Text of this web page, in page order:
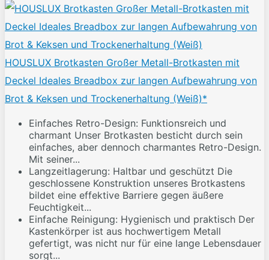
HOUSLUX Brotkasten Großer Metall-Brotkasten mit
Deckel Ideales Breadbox zur langen Aufbewahrung von
Brot & Keksen und Trockenerhaltung (Weiß)*
Einfaches Retro-Design: Funktionsreich und
charmant Unser Brotkasten besticht durch sein
einfaches, aber dennoch charmantes Retro-Design.
Mit seiner...
Langzeitlagerung: Haltbar und geschützt Die
geschlossene Konstruktion unseres Brotkastens
bildet eine effektive Barriere gegen äußere
Feuchtigkeit...
Einfache Reinigung: Hygienisch und praktisch Der
Kastenkörper ist aus hochwertigem Metall
gefertigt, was nicht nur für eine lange Lebensdauer
sorgt...